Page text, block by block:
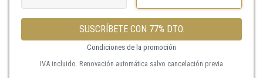
SUSCRÍBETE CON 77% DTO.
Condiciones de la promoción
IVA incluido. Renovación automática salvo cancelación previa